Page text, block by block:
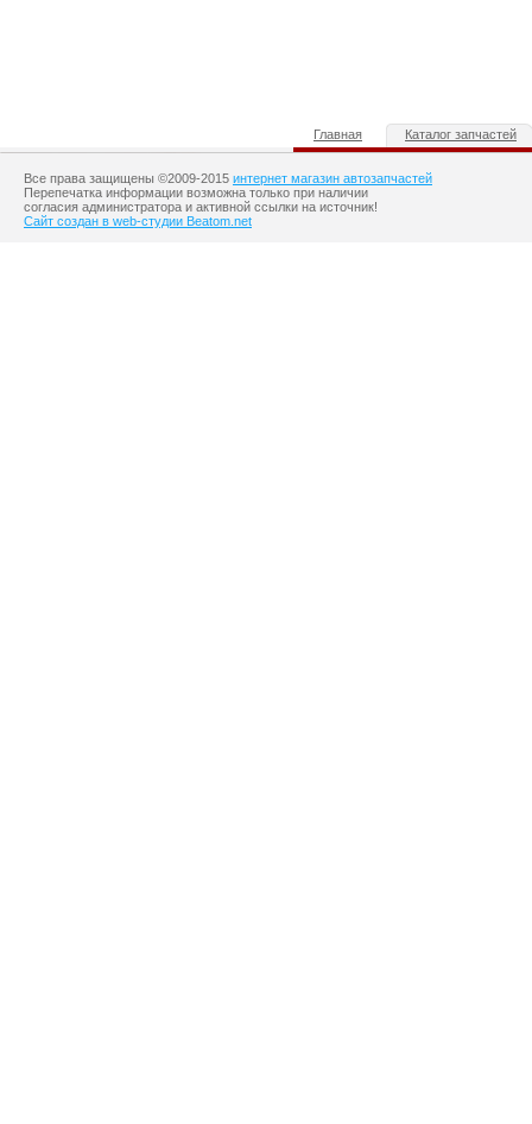
Главная Каталог запчастей
Все права защищены ©2009-2015 интернет магазин автозапчастей
Перепечатка информации возможна только при наличии
согласия администратора и активной ссылки на источник!
Сайт создан в web-студии Beatom.net